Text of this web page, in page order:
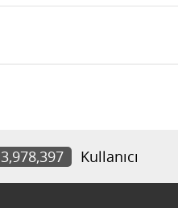
3,978,397 Kullanıcı